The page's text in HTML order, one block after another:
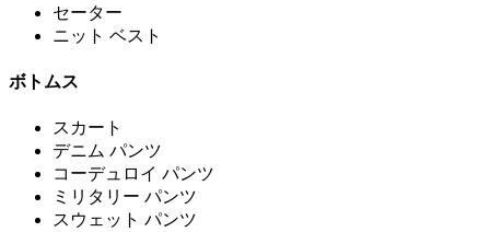
セーター
ニット ベスト
ボトムス
スカート
デニム パンツ
コーデュロイ パンツ
ミリタリー パンツ
スウェット パンツ